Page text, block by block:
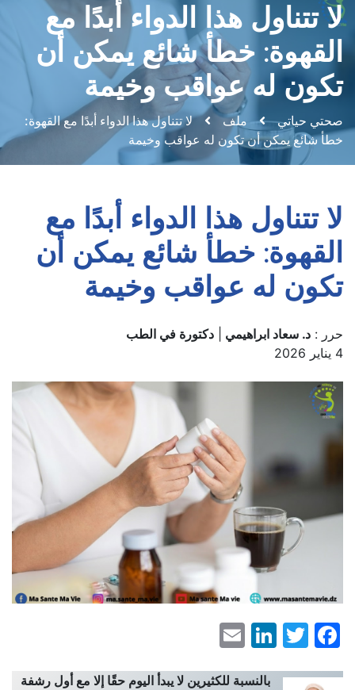
لا تتناول هذا الدواء أبدًا مع
القهوة: خطأ شائع يمكن أن
تكون له عواقب وخيمة
صحتي حياتي ملف
لا تتناول هذا الدواء أبدًا مع القهوة:
خطأ شائع يمكن أن تكون له عواقب وخيمة
لا تتناول هذا الدواء أبدًا مع
القهوة: خطأ شائع يمكن أن
تكون له عواقب وخيمة
حرر : د. سعاد ابراهيمي
دكتورة في الطب
4 يناير 2026
Facebook
Twitter
LinkedIn
بالنسبة للكثيرين لا يبدأ اليوم حقًا إلا مع أول رشفة